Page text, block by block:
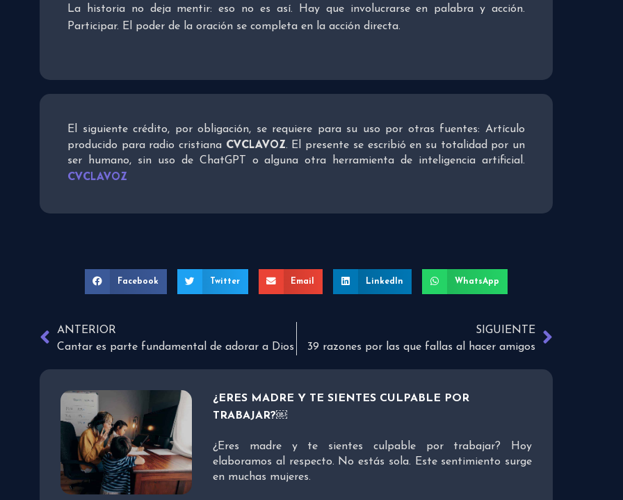
La historia no deja mentir: eso no es así. Hay que involucrarse en palabra y acción.
Participar. El poder de la oración se completa en la acción directa.
El siguiente crédito, por obligación, se requiere para su uso por otras fuentes: Artículo
producido para radio cristiana CVCLAVOZ. El presente se escribió en su totalidad por un
ser humano, sin uso de ChatGPT o alguna otra herramienta de inteligencia artificial.
CVCLAVOZ
Facebook Twitter Email LinkedIn WhatsApp
ANTERIOR
Cantar es parte fundamental de adorar a Dios
SIGUIENTE
39 razones por las que fallas al hacer amigos
¿ERES MADRE Y TE SIENTES CULPABLE POR
TRABAJAR?￼
¿Eres madre y te sientes culpable por trabajar? Hoy
elaboramos al respecto. No estás sola. Este sentimiento surge
en muchas mujeres.